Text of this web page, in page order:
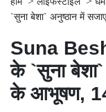
`सुना बेशा` अनुष्ठान में
Suna
के `सुना
के आभूषण,